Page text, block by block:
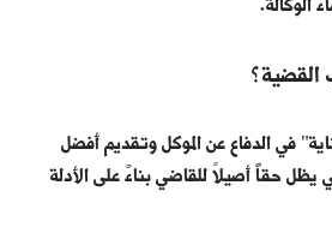
في الدفاع عن الموكل وتقديم أفضل
يظل حقاً أصيلاً للقاضي بناءً على الأدلة